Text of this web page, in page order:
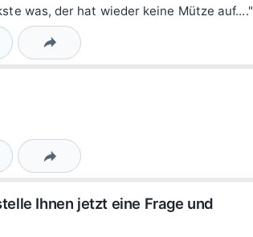
was, der hat wieder keine Mütze auf...."
Teilen
Teilen
Ihnen jetzt eine Frage und